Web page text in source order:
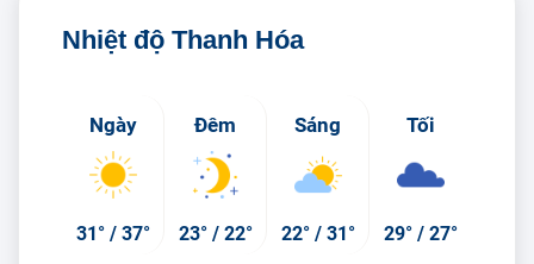
Nhiệt độ Thanh Hóa
Ngày
31° / 37°
Đêm
23° / 22°
Sáng
22° / 31°
Tối
29° / 27°